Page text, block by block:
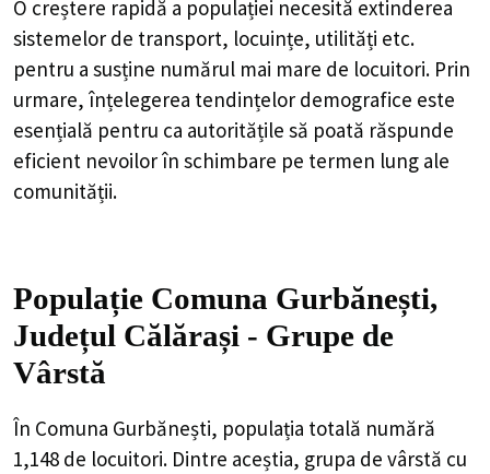
O creștere rapidă a populației necesită extinderea
sistemelor de transport, locuințe, utilități etc.
pentru a susține numărul mai mare de locuitori. Prin
urmare, înțelegerea tendințelor demografice este
esențială pentru ca autoritățile să poată răspunde
eficient nevoilor în schimbare pe termen lung ale
comunității.
Populație Comuna Gurbănești,
Județul Călărași - Grupe de
Vârstă
În Comuna Gurbănești, populația totală numără
1,148 de locuitori. Dintre aceștia, grupa de vârstă cu